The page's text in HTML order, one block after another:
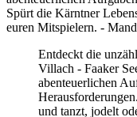
Entdeckt die
Villach - Faaker
abenteuerlichen
und tanzt, jodelt